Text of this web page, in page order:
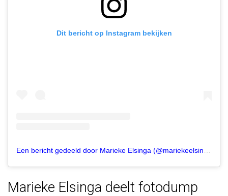
Dit bericht op Instagram bekijken
Marieke Elsinga deelt fotodump